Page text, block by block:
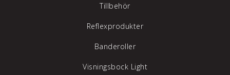
Tillbehör
Reflexprodukter
Banderoller
Visningsbock Light